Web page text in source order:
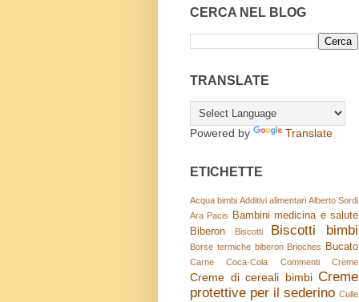
CERCA NEL BLOG
TRANSLATE
Powered by Translate
ETICHETTE
Acqua bimbi Additivi alimentari Alberto Sordi
Ara Pacis
Bambini medicina e salute
Biberon
Biscotti Biscotti bimbi
Borse termiche biberon Brioches Bucato
Carne Coca-Cola Commenti Creme
Creme di cereali bimbi Creme
protettive per il sederino Culle